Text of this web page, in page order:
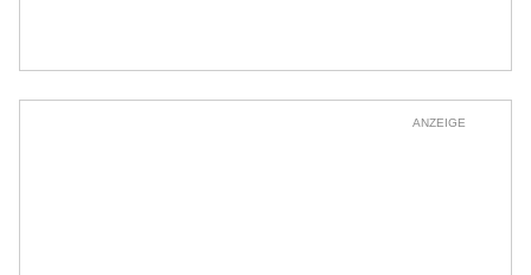
ANZEIGE